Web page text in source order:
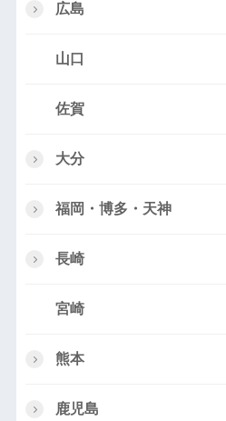
広島
山口
佐賀
大分
福岡・博多・天神
長崎
宮崎
熊本
鹿児島